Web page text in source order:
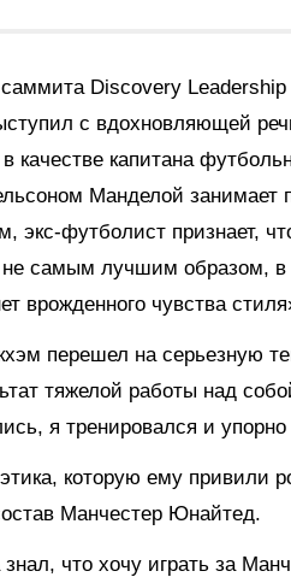
Discovery
с вдохновляющей
в качестве капитана
Манделой занимает
экс-футболист признает,
самым лучшим образом, в
врожденного чувства
перешел на серьезную
тяжелой работы над
я тренировался и
которую ему привили
Манчестер Юнайтед.
знал, что хочу играть за